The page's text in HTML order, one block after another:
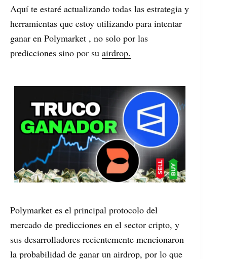
Aquí te estaré actualizando todas las estrategia y
herramientas que estoy utilizando para intentar
ganar en Polymarket , no solo por las
predicciones sino por su airdrop.
Polymarket es el principal protocolo del
mercado de predicciones en el sector cripto, y
sus desarrolladores recientemente mencionaron
la probabilidad de ganar un airdrop, por lo que